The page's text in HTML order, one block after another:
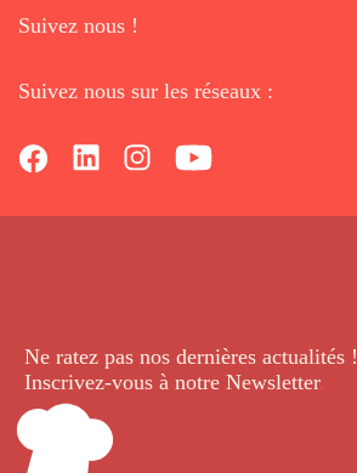
Suivez nous !
Suivez nous sur les réseaux :
Ne ratez pas nos dernières actualités !
Inscrivez-vous à notre Newsletter.